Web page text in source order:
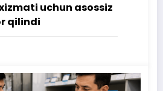
uchun asossiz
qilindi